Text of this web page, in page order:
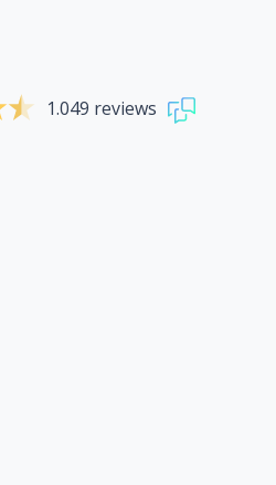
1.049 reviews